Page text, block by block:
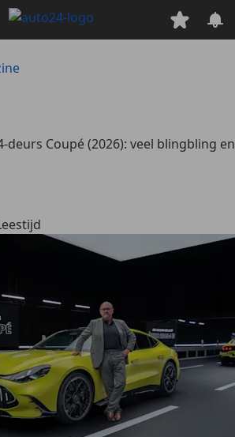
deurs Coupé (2026): veel blingbling en